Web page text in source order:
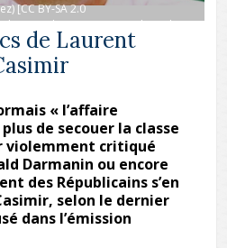
[CC BY-SA 2.0
by-sa/2.0)], via Wikimedia
de Laurent
« l’affaire
de secouer la classe
violemment critiqué
Darmanin ou encore
des Républicains s’en
selon le dernier
dans l’émission